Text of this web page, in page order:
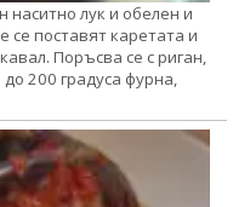
наситно лук и обелен и
се поставят каретата и
Поръсва се с риган,
200 градуса фурна,